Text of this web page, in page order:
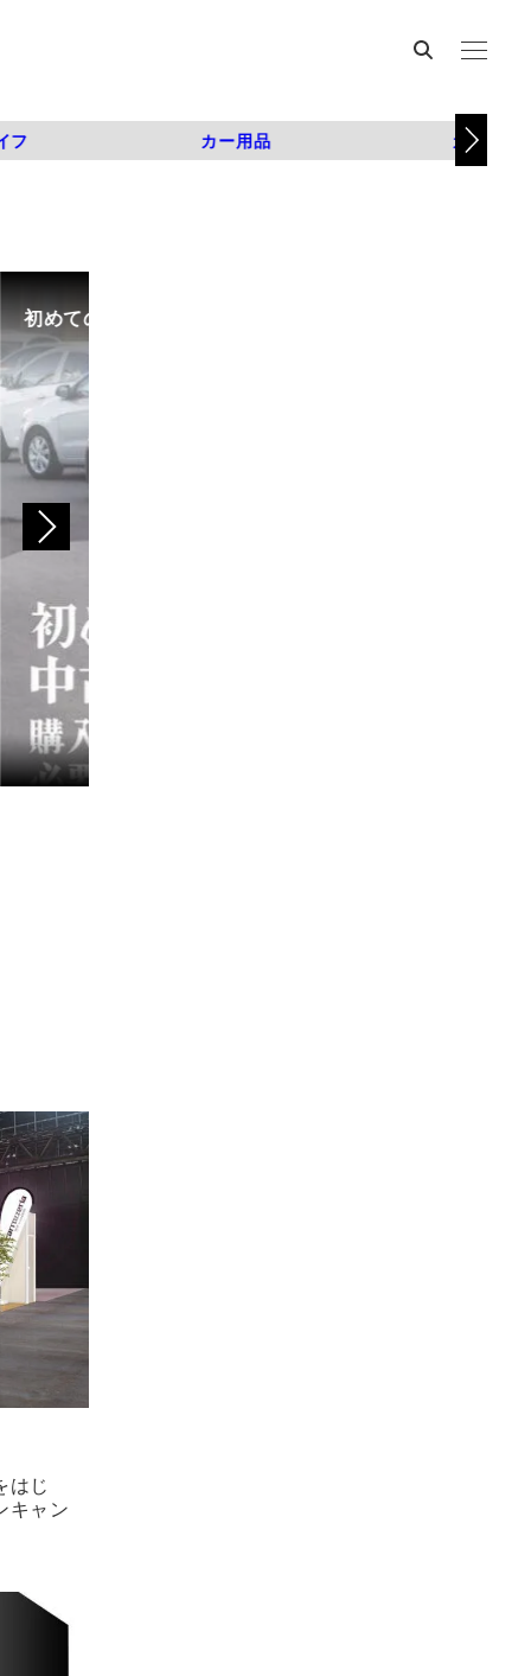
フ カー用品 カスタム
初めての中古車選び、購入時の流れや必要な書類などに
はじ
キャン